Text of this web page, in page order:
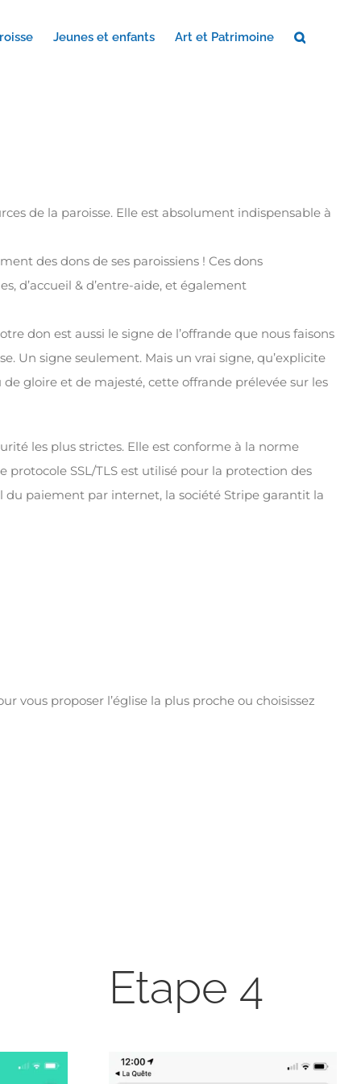
Jeunes et enfants Art et Patrimoine
de la paroisse. Elle est absolument indispensable à
des dons de ses paroissiens ! Ces dons
d’accueil & d’entre-aide, et également
don est aussi le signe de l’offrande que nous faisons
Un signe seulement. Mais un vrai signe, qu’explicite
gloire et de majesté, cette offrande prélevée sur les
les plus strictes. Elle est conforme à la norme
protocole SSL/TLS est utilisé pour la protection des
paiement par internet, la société Stripe garantit la
vous proposer l’église la plus proche ou choisissez
Etape 4